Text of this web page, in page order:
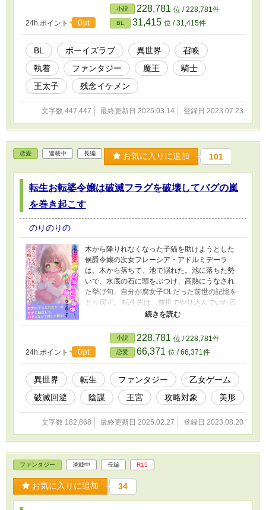
ここはどこだ？ オレの勇者はどこに行っ
た？ と狼狽えるオレの前に、やけにキラキラ
眩しい王太子が現れ、オレの手を握り「どう
か、どうか……勇者様のお力をもって、この世
界を魔王の手から救ってください」とお願いさ
れてしまう。 オレが勇者？ オレが魔王を討
伐？ いや、いや、いや。オレが魔王だけ
ど？ 魔王が異世界の魔王を討伐する？ 魔王
が勇者に間違えらえて、異世界に召喚されてど
うするんだ？ 色々なことがうやむやのまま、
王太子の強引さに流されるまま、オレは王城の
客室に押し込められ、異世界引きこもり生活が
始まってしまった……。 しかし、美形あふれ
る異世界あるあるなのか、オレのいた世界と微
妙に常識が違う。 一目惚れをしたと言い張
る、イケメンだが思い込みの激しい残念な王太
子がぐいぐいオレに迫ってくる。 オレの世話
をする優秀な小姓や、男前で紳士な護衛騎士、
ツ女神とこっちの世界の肉食女神、男の子でオ
レを襲う気満々な聖女様。日を追うごとになに
活はだんだんと騒々しくなっていく。 多夫多
妻が一般的なこの世界で、王太子の恋を応援す
る周囲の空気にのまれつつも、男前な護衛騎士
が少し気になる魔王。元の世界に取り残され
て、放置状態の勇者はどうなった？ 運悪く召
喚されてしまった恋愛に臆病な魔王の、異世界
勘違い災難ラブライフです。 全体的に軽めな
展開。会話で男性妊娠に触れることがあります
が、会話だけです。
24h.ポイント 0pt
小説 228,781 位 / 228,781件
BL 31,415 位 / 31,415件
BL ボーイズラブ 異世界
召喚
執着
ファンタジー 魔王
騎士
王太子
残念イケメン
文字数 447,447 最終更新日 2025.03.14 登録日 2023.07.23
恋愛 連載中 長編 お気に入りに追加 101
転生お転婆令嬢は破滅フラグを破壊してバグの嵐
を巻き起こす
のりのりの
木から降りれなくなった子猫を助けようとした
侯爵令嬢の次女フレーシア・アドルミデーラ
は、木から落ちて、池で溺れた。池に落ちた勢
いで、水底の石に頭をぶつけ、高熱にうなされ
た挙げ句、自分が腐女子OLだった前世の記憶を
とり戻す。 転生先は、前世でやり込んでいた乙
女ゲーム『君に翼があるならば、この愛を捧げ
ーシアは攻略キャラに出会うごとに、前世で課
金しまくったキミツバの内容を思い出してい
く。 だが、彼女は、ヒロインでも、悪役令嬢で
もなく、侯爵の次女に転生していた。 ただのモ
ブ、と思ったら、異母兄は、キミツバで一番大
好きだった（貢いだ）攻略キャラだった。 だ
が、フレーシアは、キミツバの本編が始まる前
ラウマを与えるために設定されたキャラだっ
た。 たしかに、池で溺れたけど、なぜか生きて
ます？ トラウマ発生しませんでした？ フレーシ
アが死ななかったことにより、攻略キャラたち
の運命が微妙に変わっていく。 ただ、このキミ
ツバの世界。 乙女ゲームとしては異色ともいえ
る廃課金ユーザーターゲットのハードなゲーム
だった。 選択肢を間違えたら、攻略キャラは簡
24h.ポイント 0pt
小説 228,781 位 / 228,781件
恋愛 66,371 位 / 66,371件
異世界 転生 ファンタジー
乙女ゲーム
破滅回避
陰謀 王宮 攻略対象 美形
文字数 182,868 最終更新日 2025.02.27 登録日 2023.08.20
ファンタジー 連載中 長編 R15
お気に入りに追加 34